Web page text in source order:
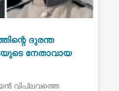
ദുരന്ത
നേതാവായ
വിപ്ലവത്തെ